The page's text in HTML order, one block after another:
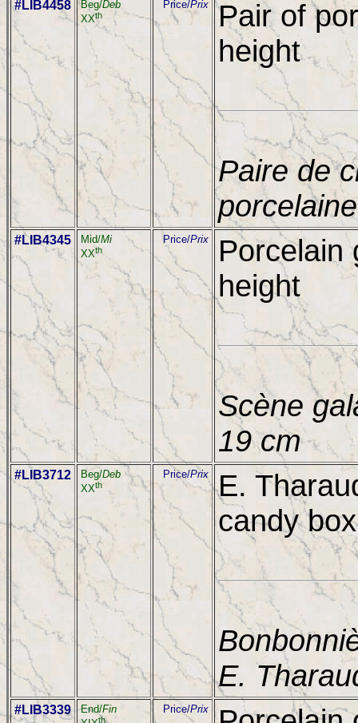
#LIB4458 Beg/Deb
XXth
Price/Prix
Pair of
height
Paire de
#LIB4345 Mid/Mi
XXth
Price/Prix
height
Scène
19 cm
#LIB3712 Beg/Deb
XXth
Price/Prix
E.
candy
E.
#LIB3339 End/Fin
th
Price/Prix